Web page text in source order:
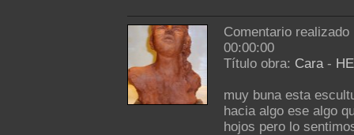
Comentario
00:00:00
Título obra: Cara-
muy buna esta
hacia algo ese algo
hojos pero lo